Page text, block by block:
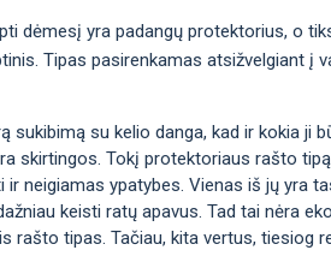
dėmesį yra padangų protektorius, o
Tipas pasirenkamas atsižvelgiant į
su kelio danga, kad ir kokia ji
skirtingos. Tokį protektoriaus rašto
neigiamas ypatybes. Vienas iš jų yra
keisti ratų apavus. Tad tai nėra
rašto tipas. Tačiau, kita vertus, tiesiog